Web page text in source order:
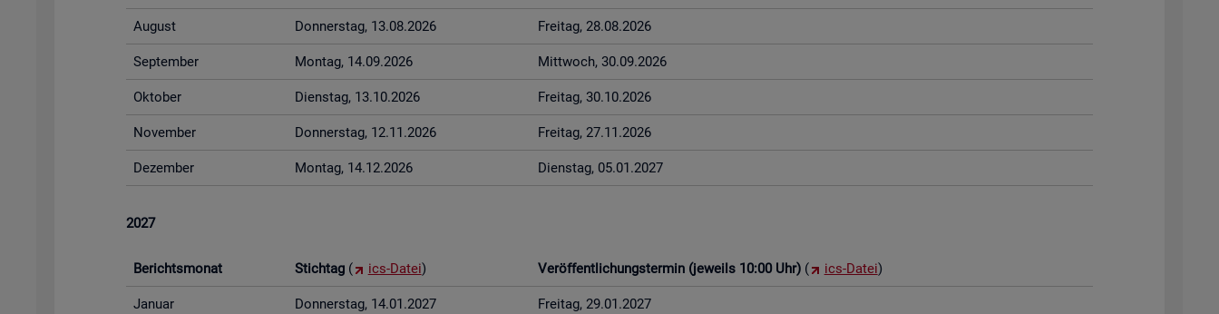
Au­gust Don­ners­tag, 13.08.2026 Frei­tag, 28.08.2026
Sep­tem­ber Mon­tag, 14.09.2026 Mitt­woch, 30.09.2026
Ok­to­ber Diens­tag, 13.10.2026 Frei­tag, 30.10.2026
No­vem­ber Don­ners­tag, 12.11.2026 Frei­tag, 27.11.2026
De­zem­ber Mon­tag, 14.12.2026 Diens­tag, 05.01.2027
2027
Be­richts­mo­nat Stich­tag ( ics-Datei) Ver­öf­fent­li­chungs­ter­min (je­weils 10:00 Uhr)( ics-Datei)
Ja­nu­ar Don­ners­tag, 14.01.2027 Frei­tag, 29.01.2027